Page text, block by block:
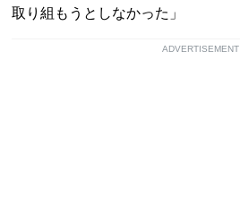
取り組もうとしなかった」
ADVERTISEMENT